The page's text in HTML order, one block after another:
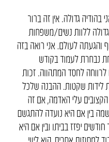
בהודיה גדולה. אין זה ברור
ללוות נשים/משפחות
לעולם. אני רואה בזה
נבחרת לעמוד בקודש
לחסד המתהווה. זכות
לידות שקטות. ההבנה שלכל
עלי האדמה, אם זה
בין אם היא נועדה להתגשם
יפזז בביתו ובין אם היא